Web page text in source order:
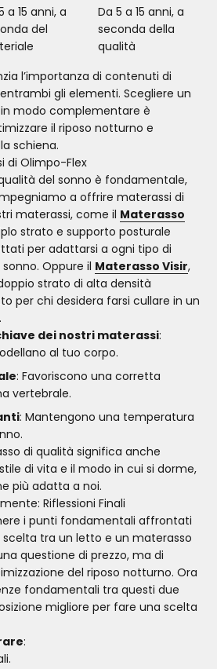
a 15 anni, a
del
Da 5 a 15 anni, a
seconda della
qualità
l’importanza di contenuti di
gli elementi. Scegliere un
modo complementare è
il riposo notturno e
schiena.
di Olimpo-Flex
del sonno è fondamentale,
a offrire materassi di
materassi, come il Materasso
strato e supporto posturale
per adattarsi a ogni tipo di
Oppure il Materasso Visir,
strato di alta densità
per chi desidera farsi cullare in un
dei nostri materassi:
al tuo corpo.
: Favoriscono una corretta
vertebrale.
: Mantengono una temperatura
di qualità significa anche
di vita e il modo in cui si dorme,
più adatta a noi.
Riflessioni Finali
i punti fondamentali affrontati
scelta tra un letto e un materasso
questione di prezzo, ma di
del riposo notturno. Ora
fondamentali tra questi due
migliore per fare una scelta
: